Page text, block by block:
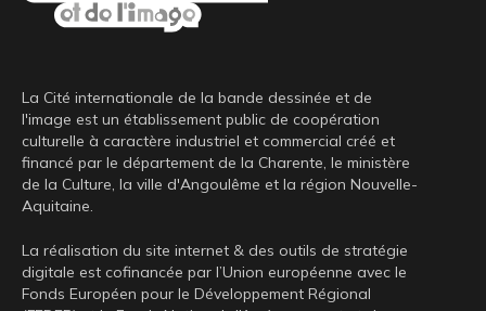
La Cité internationale de la bande dessinée et de
l'image est un établissement public de coopération
culturelle à caractère industriel et commercial créé et
financé par le département de la Charente, le ministère
de la Culture, la ville d'Angoulême et la région Nouvelle-
Aquitaine.
La réalisation du site internet & des outils de stratégie
digitale est cofinancée par l’Union européenne avec le
Fonds Européen pour le Développement Régional